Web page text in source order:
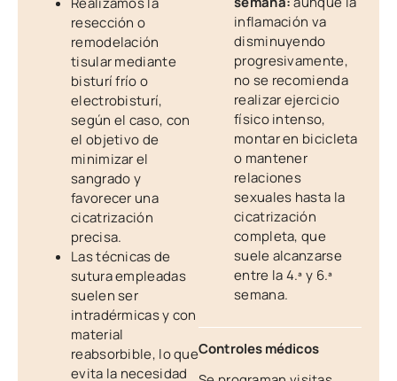
resección o
remodelación
tisular mediante
bisturí frío o
electrobisturí,
según el caso, con
el objetivo de
minimizar el
sangrado y
favorecer una
cicatrización
precisa.
Las técnicas de
sutura empleadas
suelen ser
intradérmicas y con
material
reabsorbible, lo que
evita la necesidad
inflamación va
disminuyendo
progresivamente,
no se recomienda
realizar ejercicio
físico intenso,
montar en bicicleta
o mantener
relaciones
sexuales hasta la
cicatrización
completa, que
suele alcanzarse
entre la 4.ª y 6.ª
semana.
Controles médicos